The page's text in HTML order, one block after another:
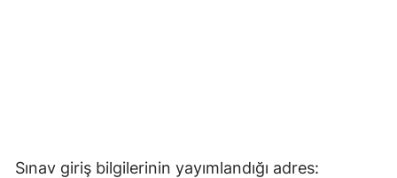
Sınav giriş bilgilerinin yayımlandığı adres: